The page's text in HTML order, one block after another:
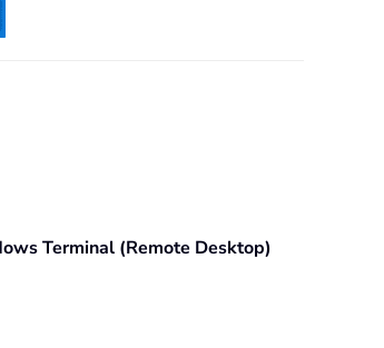
Terminal (Remote Desktop)